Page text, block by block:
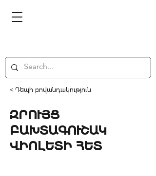
< Դեպի բովանդակություն
ԶՐՈՒՅՑ
ԲԱԽՏԱԳՈՒՇԱԿ
ՎԻՈԼԵՏԻ ՀԵՏ